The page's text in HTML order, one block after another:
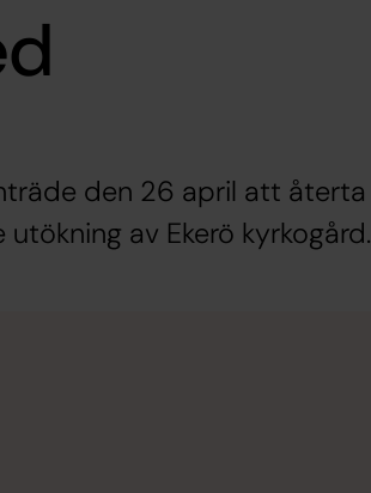
den 26 april att återta
av Ekerö kyrkogård.